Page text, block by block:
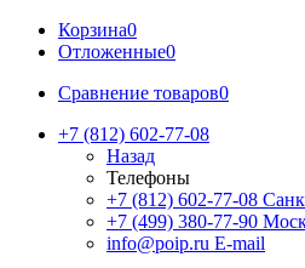
Корзина0
Отложенные0
Сравнение товаров0
+7 (812) 602-77-08
Назад
Телефоны
+7 (812) 602-77-08
+7 (499) 380-77-90
info@poip.ru E-mail